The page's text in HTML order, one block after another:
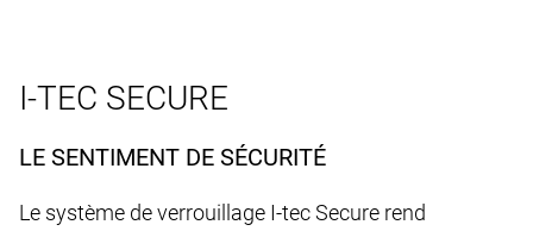
I-TEC SECURE
LE SENTIMENT DE SÉCURITÉ
Le système de verrouillage I-tec Secure rend